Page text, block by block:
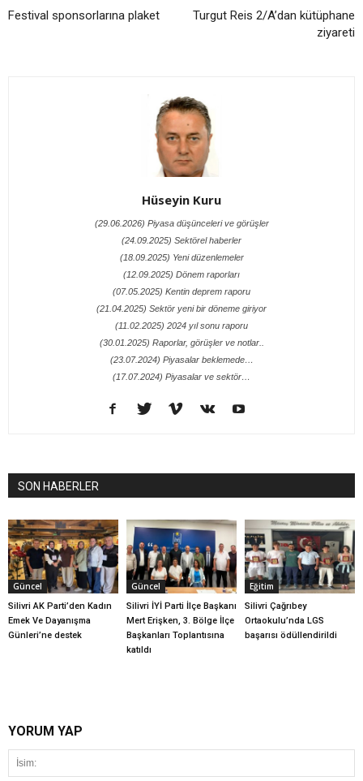
Festival sponsorlarına plaket
Turgut Reis 2/A’dan kütüphane
ziyareti
Hüseyin Kuru
(29.06.2026) Piyasa düşünceleri ve görüşler
(24.09.2025) Sektörel haberler
(18.09.2025) Yeni düzenlemeler
(12.09.2025) Dönem raporları
(07.05.2025) Kentin deprem raporu
(21.04.2025) Sektör yeni bir döneme giriyor
(11.02.2025) 2024 yıl sonu raporu
(30.01.2025) Raporlar, görüşler ve notlar..
(23.07.2024) Piyasalar beklemede…
(17.07.2024) Piyasalar ve sektör…
SON HABERLER
Güncel
Silivri AK Parti’den Kadın
Emek Ve Dayanışma
Günleri’ne destek
Güncel
Silivri İYİ Parti İlçe Başkanı
Mert Erişken, 3. Bölge İlçe
Başkanları Toplantısına
katıldı
Eğitim
Silivri Çağrıbey
Ortaokulu’nda LGS
başarısı ödüllendirildi
YORUM YAP